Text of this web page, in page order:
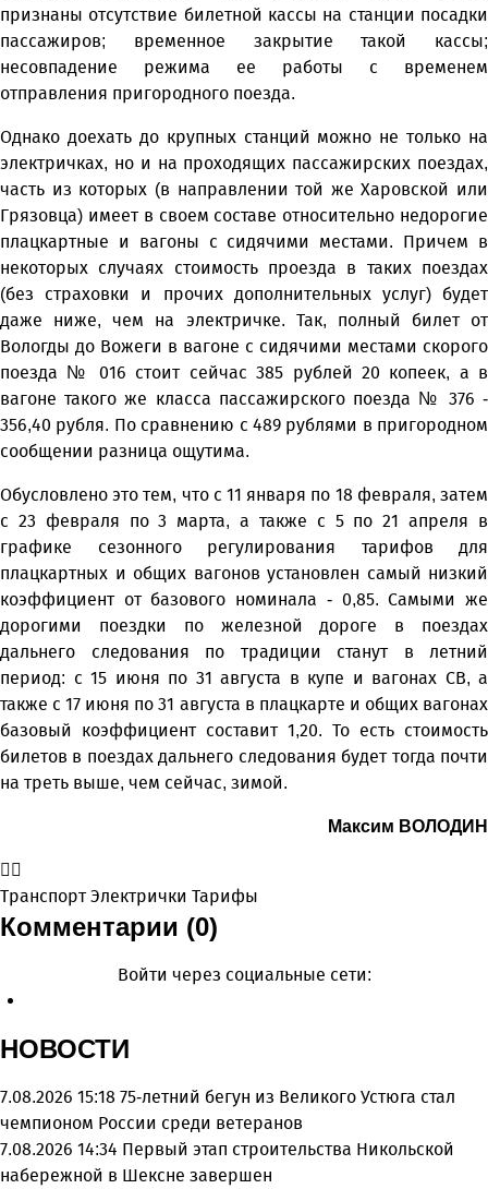
признаны отсутствие билетной кассы на станции посадки
пассажиров; временное закрытие такой кассы;
несовпадение режима ее работы с временем
отправления пригородного поезда.
Однако доехать до крупных станций можно не только на
электричках, но и на проходящих пассажирских поездах,
часть из которых (в направлении той же Харовской или
Грязовца) имеет в своем составе относительно недорогие
плацкартные и вагоны с сидячими местами. Причем в
некоторых случаях стоимость проезда в таких поездах
(без страховки и прочих дополнительных услуг) будет
даже ниже, чем на электричке. Так, полный билет от
Вологды до Вожеги в вагоне с сидячими местами скорого
поезда № 016 стоит сейчас 385 рублей 20 копеек, а в
вагоне такого же класса пассажирского поезда № 376 -
356,40 рубля. По сравнению с 489 рублями в пригородном
сообщении разница ощутима.
Обусловлено это тем, что с 11 января по 18 февраля, затем
с 23 февраля по 3 марта, а также с 5 по 21 апреля в
графике сезонного регулирования тарифов для
плацкартных и общих вагонов установлен самый низкий
коэффициент от базового номинала - 0,85. Самыми же
дорогими поездки по железной дороге в поездах
дальнего следования по традиции станут в летний
период: с 15 июня по 31 августа в купе и вагонах СВ, а
также с 17 июня по 31 августа в плацкарте и общих вагонах
базовый коэффициент составит 1,20. То есть стоимость
билетов в поездах дальнего следования будет тогда почти
на треть выше, чем сейчас, зимой.
Максим ВОЛОДИН
Транспорт Электрички Тарифы
Комментарии (0)
Войти через социальные сети:
НОВОСТИ
7.08.2026 15:18 75-летний бегун из Великого Устюга стал
чемпионом России среди ветеранов
7.08.2026 14:34 Первый этап строительства Никольской
набережной в Шексне завершен